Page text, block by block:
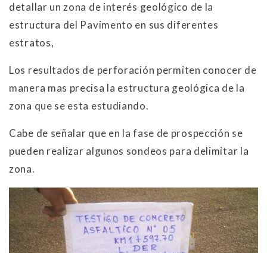
detallar un zona de interés geológico de la
estructura del Pavimento en sus diferentes
estratos,
Los resultados de perforación permiten conocer de
manera mas precisa la estructura geológica de la
zona que se esta estudiando.
Cabe de señalar que en la fase de prospección se
pueden realizar algunos sondeos para delimitar la
zona.